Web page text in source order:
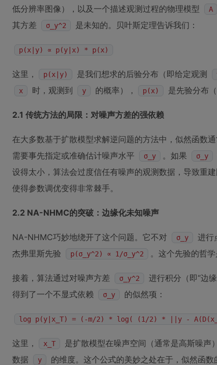
低分辨率图像），以及一个描述观测过程的物理模型
A
其方差
σ_y^2 是未知的。贝叶斯定理告诉我们：
p(x|y) ∝ p(y|x) * p(x)
这里， p(x|y) 是我们想求的后验分布（即给定观测
x 时，观测到 y 的概率）， p(x) 是先验分布
2.1 传统方法的局限：对噪声方差的强依赖
在大多数基于扩散模型求解逆问题的方法中，似然函数通
需要事先指定或准确估计噪声水平
σ_y 。如果 σ_y
设得太小，算法会过度信任有噪声的观测数据，导致重
使得参数调优变得非常棘手。
2.2 NA-NHMC的突破：边缘化未知噪声
NA-NHMC巧妙地绕开了这个问题。它不对 σ_y
进行
杰弗里斯先验
p(σ_y^2) ∝ 1/σ_y^2 。这个先验的哲
接着，算法通过对噪声方差 σ_y^2
进行积分（即“边
得到了一个不显式依赖
σ_y 的似然项：
log p(y|x_T) = (-m/2) * log( (1/2) * ||y -
这里， x_T 是扩散模型在噪声空间（通常是高斯噪声
数据
y 的维度。这个公式的美妙之处在于，似然函